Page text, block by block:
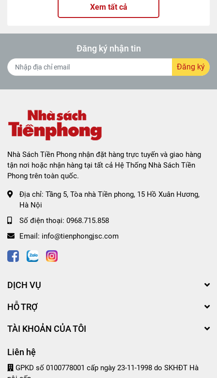
Xem tất cả
Đăng ký nhận tin
Đăng ký
Nhà Sách Tiền Phong nhận đặt hàng trực tuyến và giao hàng
tận nơi hoặc nhận hàng tại tất cả Hệ Thống Nhà Sách Tiền
Phong trên toàn quốc.
Địa chỉ: Tầng 5, Tòa nhà Tiền phong, 15 Hồ Xuân Hương,
Hà Nội
Số điện thoại: 0968.715.858
Email: info@tienphongjsc.com
DỊCH VỤ
HỖ TRỢ
TÀI KHOẢN CỦA TÔI
Liên hệ
GPKD số 0100778001 cấp ngày 23-11-1998 do SKHĐT Hà